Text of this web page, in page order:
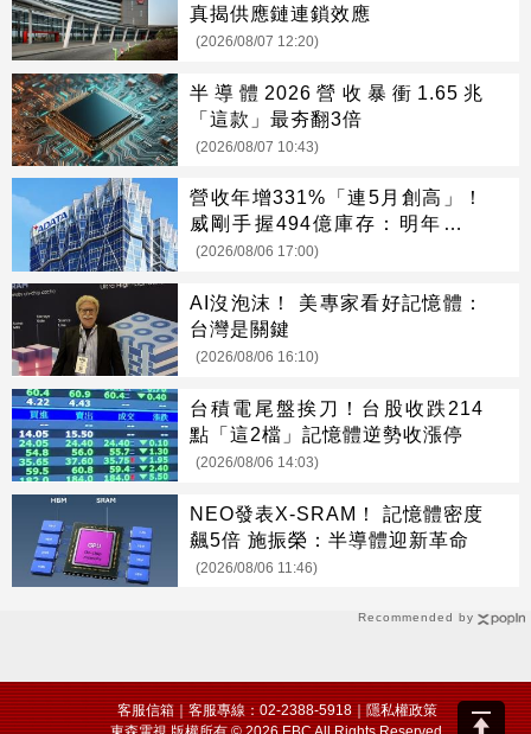
Recommended by
真揭供應鏈連鎖效應
(2026/08/07 12:20)
半導體2026營收暴衝1.65兆
「這款」最夯翻3倍
(2026/08/07 10:43)
營收年增331%「連5月創高」！
威剛手握494億庫存：明年會更
缺
(2026/08/06 17:00)
AI沒泡沫！ 美專家看好記憶體：
台灣是關鍵
(2026/08/06 16:10)
台積電尾盤挨刀！台股收跌214
點「這2檔」記憶體逆勢收漲停
(2026/08/06 14:03)
NEO發表X-SRAM！ 記憶體密度
飆5倍 施振榮：半導體迎新革命
(2026/08/06 11:46)
客服信箱｜客服專線：02-2388-5918｜隱私權政策